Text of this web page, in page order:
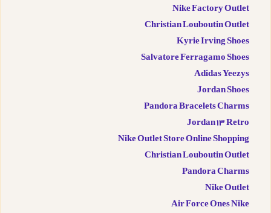
Nike Factory Outlet
Christian Louboutin Outlet
Kyrie Irving Shoes
Salvatore Ferragamo Shoes
Adidas Yeezys
Jordan Shoes
Pandora Bracelets Charms
Jordan 13 Retro
Nike Outlet Store Online Shopping
Christian Louboutin Outlet
Pandora Charms
Nike Outlet
Air Force Ones Nike